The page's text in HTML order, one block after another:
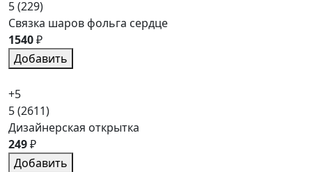
5(229)
Связка шаров фольга сердце
1540₽
Добавить
+5
5(2611)
Дизайнерская открытка
249₽
Добавить